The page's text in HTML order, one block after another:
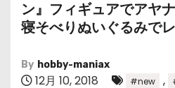
ン』フィギュアでアヤ
寝そべりぬいぐるみで
By hobby-maniax
12月 10, 2018 #new ,